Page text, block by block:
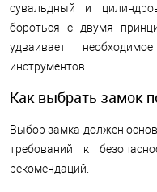
сувальдный и
бороться с двумя
удваивает
инструментов.
Как выбрать замок
Выбор замка должен
требований к
рекомендаций.